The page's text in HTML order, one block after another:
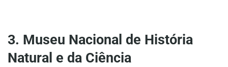
3. Museu Nacional de História
Natural e da Ciência